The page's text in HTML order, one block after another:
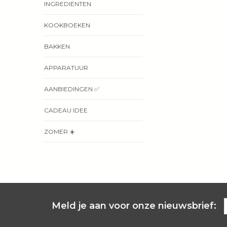
INGREDIËNTEN
KOOKBOEKEN
BAKKEN
APPARATUUR
AANBIEDINGEN ✅
CADEAU IDEE
ZOMER ☀️
Meld je aan voor onze nieuwsbrief: